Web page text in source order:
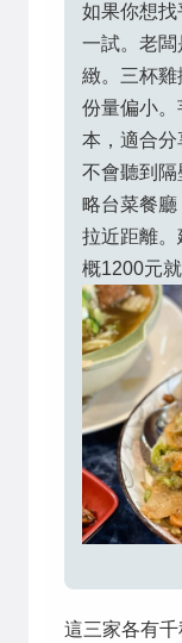
如果你想
一試。老
緻。三杯雞
份量偏小。
本，適合分
不會聽到隔
略台菜餐
拉近距離
概1200元就
這三家各有